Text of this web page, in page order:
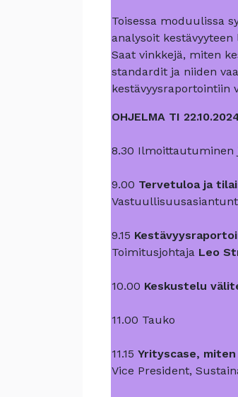
Toisessa moduulissa
analysoit
Saat vinkkejä, miten
standardit ja niiden
kestävyysraportointiin
OHJELMA TI
8.30 Ilmoittautuminen
9.00 Tervetuloa ja
9.15
Toimitusjohtaja Leo
10.00 Keskustelu
11.00 Tauko
11.15 Yrityscase,
Vice President,